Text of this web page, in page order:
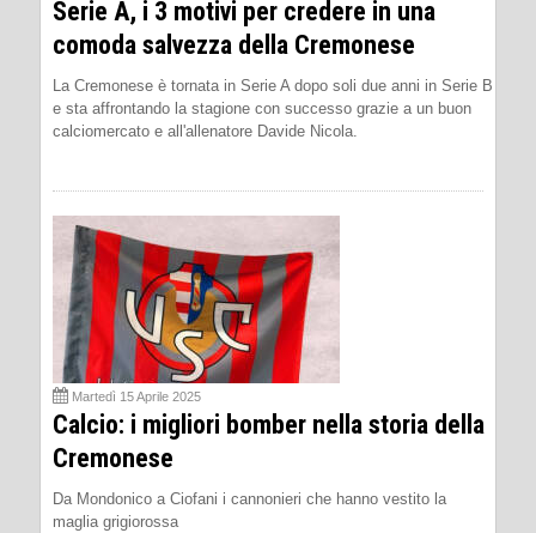
Serie A, i 3 motivi per credere in una
comoda salvezza della Cremonese
La Cremonese è tornata in Serie A dopo soli due anni in Serie B
e sta affrontando la stagione con successo grazie a un buon
calciomercato e all'allenatore Davide Nicola.
Martedì 15 Aprile 2025
Calcio: i migliori bomber nella storia della
Cremonese
Da Mondonico a Ciofani i cannonieri che hanno vestito la
maglia grigiorossa